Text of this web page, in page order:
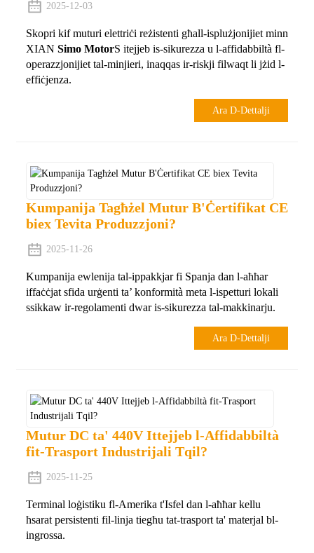
2025-12-03
Skopri kif muturi elettriċi reżistenti għall-isplużjonijiet minn
XIAN Simo MotorS itejjeb is-sikurezza u l-affidabbiltà fl-
operazzjonijiet tal-minjieri, inaqqas ir-riskji filwaqt li jżid l-
effiċjenza.
Ara D-Dettalji
Kumpanija Tagħżel Mutur B'Ċertifikat CE
biex Tevita Produzzjoni?
2025-11-26
Kumpanija ewlenija tal-ippakkjar fi Spanja dan l-aħħar
iffaċċjat sfida urġenti ta’ konformità meta l-ispetturi lokali
ssikkaw ir-regolamenti dwar is-sikurezza tal-makkinarju.
Ara D-Dettalji
Mutur DC ta' 440V Ittejjeb l-Affidabbiltà
fit-Trasport Industrijali Tqil?
2025-11-25
Terminal loġistiku fl-Amerika t'Isfel dan l-aħħar kellu
ħsarat persistenti fil-linja tiegħu tat-trasport ta' materjal bl-
ingrossa.